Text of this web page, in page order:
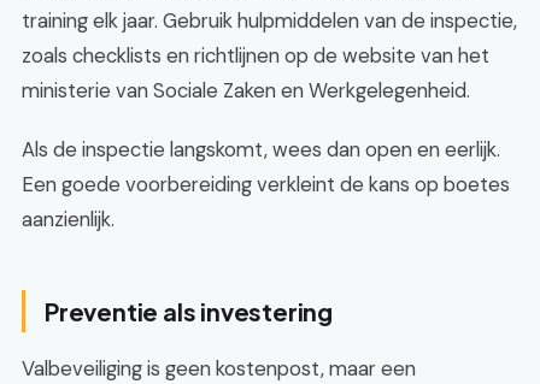
training elk jaar. Gebruik hulpmiddelen van de inspectie,
zoals checklists en richtlijnen op de website van het
ministerie van Sociale Zaken en Werkgelegenheid.
Als de inspectie langskomt, wees dan open en eerlijk.
Een goede voorbereiding verkleint de kans op boetes
aanzienlijk.
Preventie als investering
Valbeveiliging is geen kostenpost, maar een